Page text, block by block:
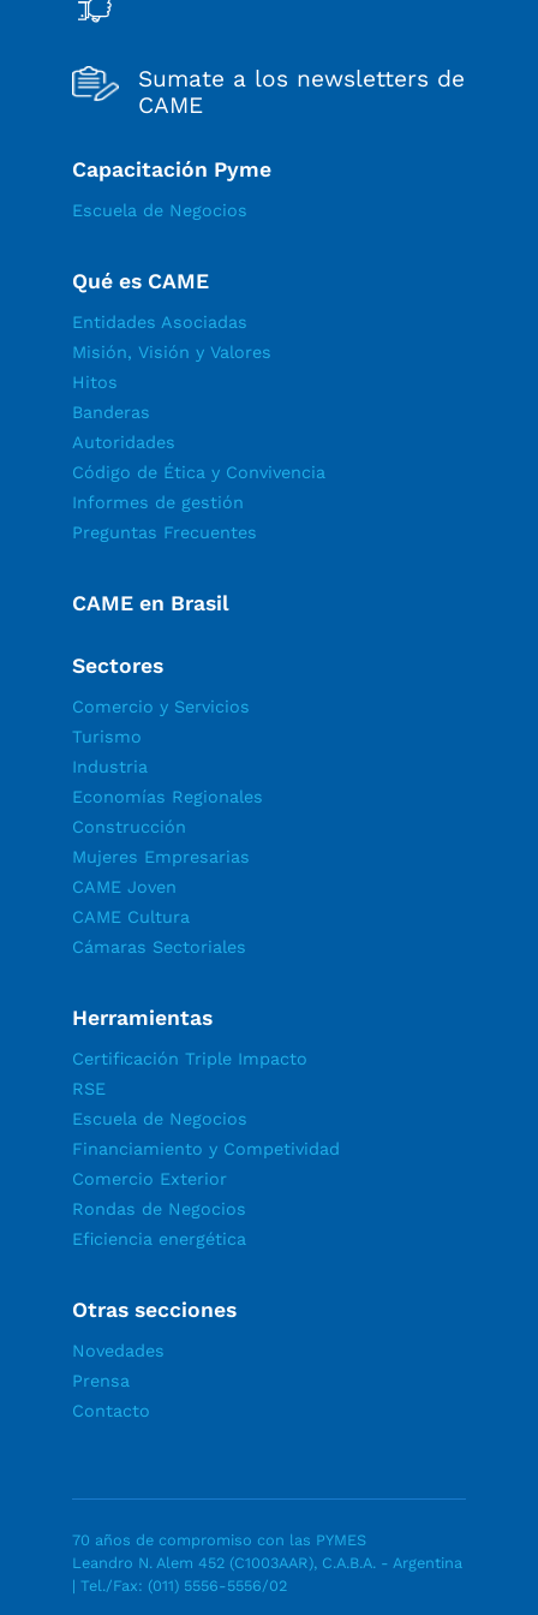
Sumate a los newsletters de
CAME
Capacitación Pyme
Escuela de Negocios
Qué es CAME
Entidades Asociadas
Misión, Visión y Valores
Hitos
Banderas
Autoridades
Código de Ética y Convivencia
Informes de gestión
Preguntas Frecuentes
CAME en Brasil
Sectores
Comercio y Servicios
Turismo
Industria
Economías Regionales
Construcción
Mujeres Empresarias
CAME Joven
CAME Cultura
Cámaras Sectoriales
Herramientas
Certificación Triple Impacto
RSE
Escuela de Negocios
Financiamiento y Competividad
Comercio Exterior
Rondas de Negocios
Eficiencia energética
Otras secciones
Novedades
Prensa
Contacto
70 años de compromiso con las PYMES
Leandro N. Alem 452 (C1003AAR), C.A.B.A. - Argentina
| Tel./Fax: (011) 5556-5556/02